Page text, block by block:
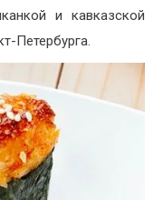
и кавказской
Петербурга.